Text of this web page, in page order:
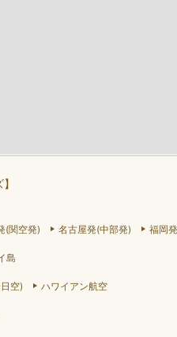
(関空発) 名古屋発(中部発) 福岡発
島
空) ハワイアン航空